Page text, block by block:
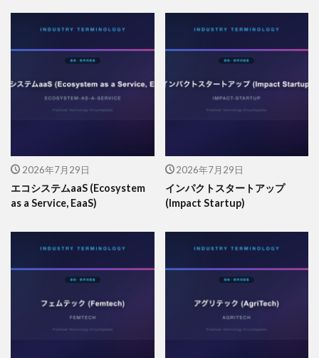
2026年7月29日
エコシステムaaS (Ecosystem
as a Service, EaaS)
2026年7月29日
インパクトスタートアップ
(Impact Startup)